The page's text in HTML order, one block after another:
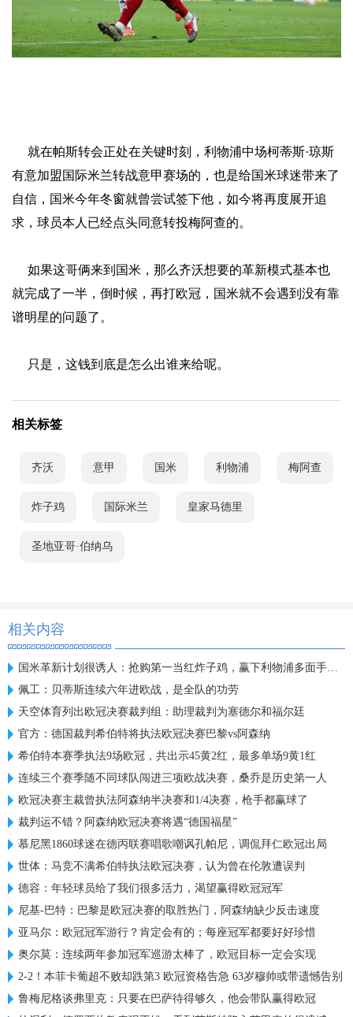
就在帕斯转会正处在关键时刻，利物浦中场柯蒂斯·琼斯
有意加盟国际米兰转战意甲赛场的，也是给国米球迷带来了
自信，国米今年冬窗就曾尝试签下他，如今将再度展开追
求，球员本人已经点头同意转投梅阿查的。
如果这哥俩来到国米，那么齐沃想要的革新模式基本也
就完成了一半，倒时候，再打欧冠，国米就不会遇到没有靠
谱明星的问题了。
只是，这钱到底是怎么出谁来给呢。
相关标签
齐沃 意甲 国米 利物浦 梅阿查
炸子鸡 国际米兰 皇家马德里
圣地亚哥·伯纳乌
相关内容
国米革新计划很诱人：抢购第一当红炸子鸡，赢下利物浦多面手信任
佩工：贝蒂斯连续六年进欧战，是全队的功劳
天空体育列出欧冠决赛裁判组：助理裁判为塞德尔和福尔廷
官方：德国裁判希伯特将执法欧冠决赛巴黎vs阿森纳
希伯特本赛季执法9场欧冠，共出示45黄2红，最多单场9黄1红
连续三个赛季随不同球队闯进三项欧战决赛，桑乔是历史第一人
欧冠决赛主裁曾执法阿森纳半决赛和1/4决赛，枪手都赢球了
裁判运不错？阿森纳欧冠决赛将遇“德国福星”
慕尼黑1860球迷在德丙联赛唱歌嘲讽孔帕尼，调侃拜仁欧冠出局
世体：马竞不满希伯特执法欧冠决赛，认为曾在伦敦遭误判
德容：年轻球员给了我们很多活力，渴望赢得欧冠冠军
尼基-巴特：巴黎是欧冠决赛的取胜热门，阿森纳缺少反击速度
亚马尔：欧冠冠军游行？肯定会有的；每座冠军都要好好珍惜
奥尔莫：连续两年参加冠军巡游太棒了，欧冠目标一定会实现
2-2！本菲卡葡超不败却跌第3 欧冠资格告急 63岁穆帅或带遗憾告别
鲁梅尼格谈弗里克：只要在巴萨待得够久，他会带队赢得欧冠